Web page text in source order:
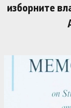
изборните